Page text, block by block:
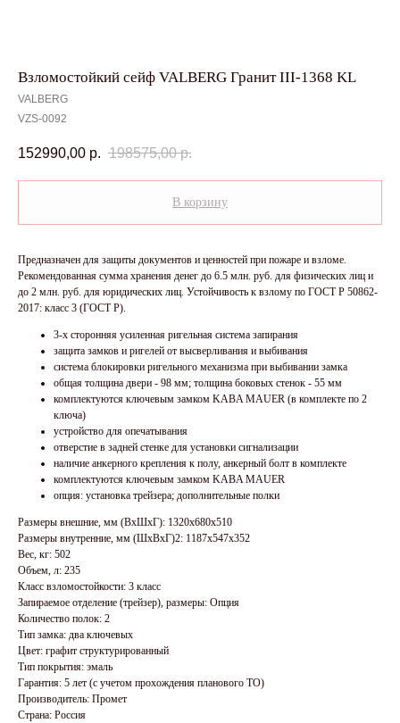
Взломостойкий сейф VALBERG Гранит III-1368 KL
VALBERG
VZS-0092
152990,00 р. 198575,00 р.
В корзину
Предназначен для защиты документов и ценностей при пожаре и взломе.
Рекомендованная сумма хранения денег до 6.5 млн. руб. для физических лиц и
до 2 млн. руб. для юридических лиц. Устойчивость к взлому по ГОСТ Р 50862-
2017: класс 3 (ГОСТ Р).
3-х сторонняя усиленная ригельная система запирания
защита замков и ригелей от высверливания и выбивания
система блокировки ригельного механизма при выбивании замка
общая толщина двери - 98 мм; толщина боковых стенок - 55 мм
комплектуются ключевым замком KABA MAUER (в комплекте по 2
ключа)
устройство для опечатывания
отверстие в задней стенке для установки сигнализации
наличие анкерного крепления к полу, анкерный болт в комплекте
комплектуются ключевым замком KABA MAUER
опция: установка трейзера; дополнительные полки
Размеры внешние, мм (ВхШхГ): 1320x680x510
Размеры внутренние, мм (ШхВхГ)2: 1187x547x352
Вес, кг: 502
Объем, л: 235
Класс взломостойкости: 3 класс
Запираемое отделение (трейзер), размеры: Опция
Количество полок: 2
Тип замка: два ключевых
Цвет: графит структурированный
Тип покрытия: эмаль
Гарантия: 5 лет (с учетом прохождения планового ТО)
Производитель: Промет
Страна: Россия